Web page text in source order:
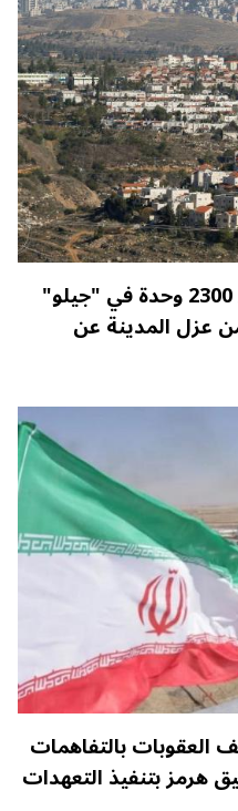
مخطط استيطاني جديد لبناء 2300 وحدة في "جيلو"
عزل المدينة عن
العقوبات بالتفاهمات
بتنفيذ التعهدات